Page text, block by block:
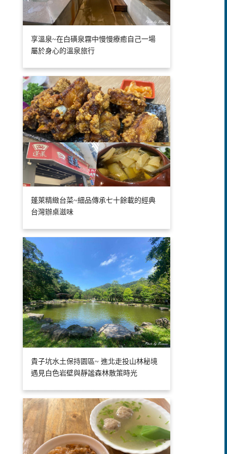
享溫泉~在白磺泉霧中慢慢療癒自己一場
屬於身心的溫泉旅行
蓬萊精緻台菜~細品傳承七十餘載的經典
台灣辦桌滋味
貴子坑水土保持園區~ 進北走投山林秘境
遇見白色岩壁與靜謐森林散策時光